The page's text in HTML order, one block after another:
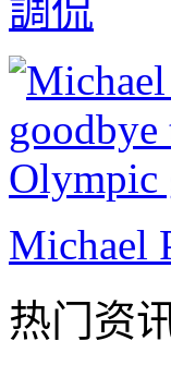
調侃
Michael
热门资